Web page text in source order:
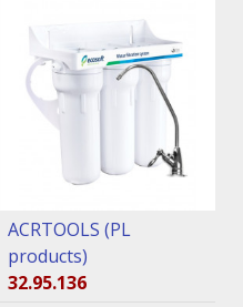
ACRTOOLS (PL
products)
32.95.136